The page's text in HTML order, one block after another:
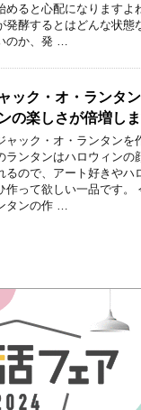
めると心配になりますよ
発酵するとはどんな状態
のか、発 …
ック・オ・ランタ
の楽しさが倍増し
ャック・オ・ランタン
ランタンはハロウィンの
るので、アート好きやハ
作って欲しい一品です。
タンの作 …